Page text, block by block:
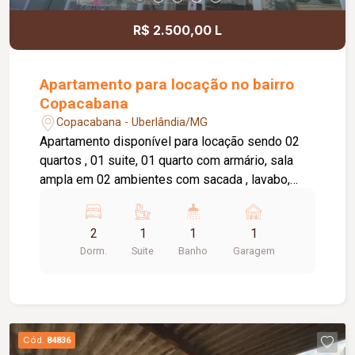
R$ 2.500,00 L
Apartamento para locação no bairro
Copacabana
Copacabana - Uberlândia/MG
Apartamento disponível para locação sendo 02
quartos , 01 suite, 01 quarto com armário, sala
ampla em 02 ambientes com sacada , lavabo,
social com box e armário, elevador privativo, 01
vaga de garagem, portaria 24 horas,
brinquedoteca, salão de festas.
2
Dorm.
1
Suite
1
Banho
1
Garagem
Cód. 84836